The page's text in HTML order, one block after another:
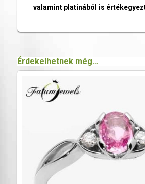
valamint platinából is
Érdekelhetnek még…